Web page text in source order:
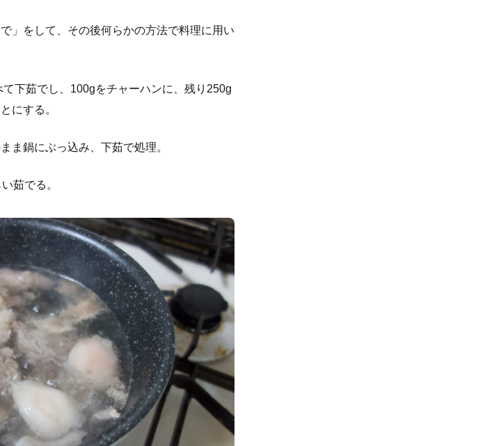
」をして、その後何らかの方法で料理に用い
下茹でし、100gをチャーハンに、残り250g
にする。
ま鍋にぶっ込み、下茹で処理。
茹でる。